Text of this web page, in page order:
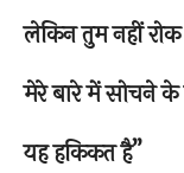
लेकिन तुम नहीं
मेरे बारे में सोचने
यह हकिकत है”